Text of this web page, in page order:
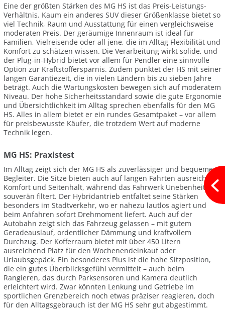
Eine der größten Stärken des MG HS ist das Preis-Leistungs-
Verhältnis. Kaum ein anderes SUV dieser Größenklasse bietet so
viel Technik, Raum und Ausstattung für einen vergleichsweise
moderaten Preis. Der geräumige Innenraum ist ideal für
Familien, Vielreisende oder all jene, die im Alltag Flexibilität und
Komfort zu schätzen wissen. Die Verarbeitung wirkt solide, und
der Plug-in-Hybrid bietet vor allem für Pendler eine sinnvolle
Option zur Kraftstoffersparnis. Zudem punktet der HS mit seiner
langen Garantiezeit, die in vielen Ländern bis zu sieben Jahre
beträgt. Auch die Wartungskosten bewegen sich auf moderatem
Niveau. Der hohe Sicherheitsstandard sowie die gute Ergonomie
und Übersichtlichkeit im Alltag sprechen ebenfalls für den MG
HS. Alles in allem bietet er ein rundes Gesamtpaket – vor allem
für preisbewusste Käufer, die trotzdem Wert auf moderne
Technik legen.
MG HS: Praxistest
Im Alltag zeigt sich der MG HS als zuverlässiger und bequemer
Begleiter. Die Sitze bieten auch auf langen Fahrten ausreichend
Komfort und Seitenhalt, während das Fahrwerk Unebenheiten
souverän filtert. Der Hybridantrieb entfaltet seine Stärken
besonders im Stadtverkehr, wo er nahezu lautlos agiert und
beim Anfahren sofort Drehmoment liefert. Auch auf der
Autobahn zeigt sich das Fahrzeug gelassen – mit gutem
Geradeauslauf, ordentlicher Dämmung und kraftvollem
Durchzug. Der Kofferraum bietet mit über 450 Litern
ausreichend Platz für den Wochenendeinkauf oder
Urlaubsgepäck. Ein besonderes Plus ist die hohe Sitzposition,
die ein gutes Überblicksgefühl vermittelt – auch beim
Rangieren, das durch Parksensoren und Kamera deutlich
erleichtert wird. Zwar könnten Lenkung und Getriebe im
sportlichen Grenzbereich noch etwas präziser reagieren, doch
für den Alltagsgebrauch ist der MG HS sehr gut abgestimmt.